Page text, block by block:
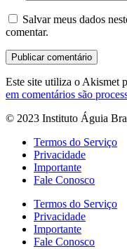
Salvar meus dados
comentar.
Este site utiliza o Akismet
em comentários são
© 2023 Instituto Águia
Termos do Serviço
Privacidade
Importante
Fale Conosco
Termos do Serviço
Privacidade
Importante
Fale Conosco